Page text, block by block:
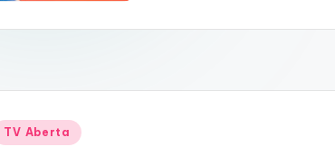
TV Aberta